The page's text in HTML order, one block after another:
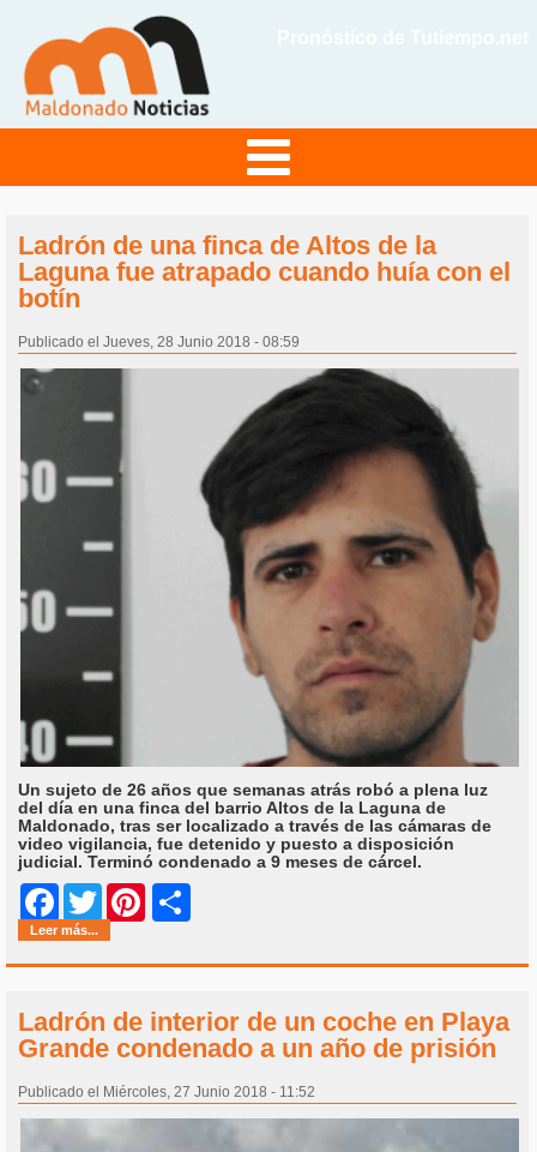
Ladrón de una finca de Altos de la
Laguna fue atrapado cuando huía con el
botín
Publicado el Jueves, 28 Junio 2018 - 08:59
Un sujeto de 26 años que semanas atrás robó a plena luz
del día en una finca del barrio Altos de la Laguna de
Maldonado, tras ser localizado a través de las cámaras de
video vigilancia, fue detenido y puesto a disposición
judicial. Terminó condenado a 9 meses de cárcel.
Facebook
Twitter Pinterest
Leer más...
Ladrón de interior de un coche en Playa
Grande condenado a un año de prisión
Publicado el Miércoles, 27 Junio 2018 - 11:52